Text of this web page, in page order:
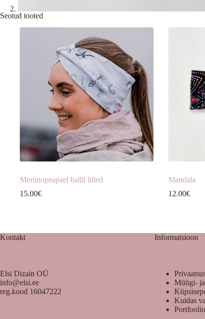
Seotud tooted
Meriinopeapael hallil lilled
15.00€
Mandala
12.00€
Kontakt
Elsi Dizain OÜ
info@elsi.ee
reg.kood 16047222
Informatsioon
Müügi-
Kuidas
Portfoolio